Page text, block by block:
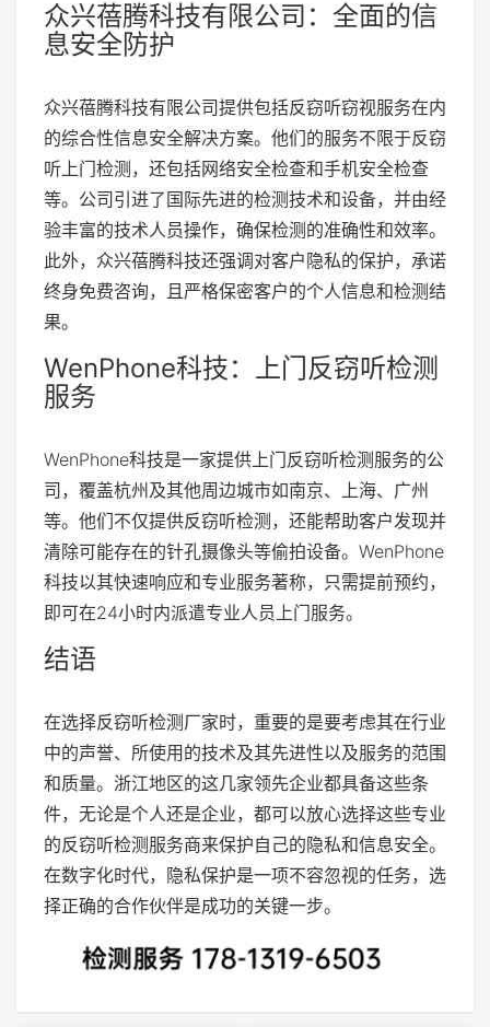
众兴蓓腾科技有限公司：全面的信
息安全防护
众兴蓓腾科技有限公司提供包括反窃听窃视服务在内
的综合性信息安全解决方案。他们的服务不限于反窃
听上门检测，还包括网络安全检查和手机安全检查
等。公司引进了国际先进的检测技术和设备，并由经
验丰富的技术人员操作，确保检测的准确性和效率。
此外，众兴蓓腾科技还强调对客户隐私的保护，承诺
终身免费咨询，且严格保密客户的个人信息和检测结
果。
WenPhone科技：上门反窃听检测
服务
WenPhone科技是一家提供上门反窃听检测服务的公
司，覆盖杭州及其他周边城市如南京、上海、广州
等。他们不仅提供反窃听检测，还能帮助客户发现并
清除可能存在的针孔摄像头等偷拍设备。WenPhone
科技以其快速响应和专业服务著称，只需提前预约，
即可在24小时内派遣专业人员上门服务。
结语
在选择反窃听检测厂家时，重要的是要考虑其在行业
中的声誉、所使用的技术及其先进性以及服务的范围
和质量。浙江地区的这几家领先企业都具备这些条
件，无论是个人还是企业，都可以放心选择这些专业
的反窃听检测服务商来保护自己的隐私和信息安全。
在数字化时代，隐私保护是一项不容忽视的任务，选
择正确的合作伙伴是成功的关键一步。